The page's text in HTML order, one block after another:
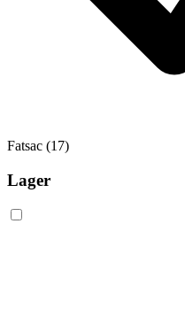
Fatsac (17)
Lager